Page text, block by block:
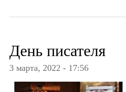
День писателя
3 марта, 2022 - 17:56